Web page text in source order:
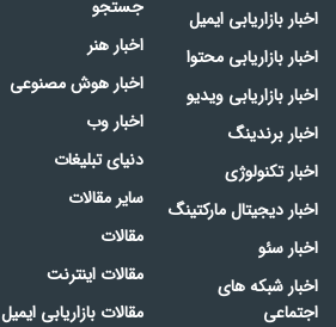
اخبار بازاریابی ایمیل
اخبار بازاریابی محتوا
اخبار بازاریابی ویدیو
اخبار برندینگ
اخبار تکنولوژی
اخبار دیجیتال مارکتینگ
اخبار سئو
اخبار شبکه های
اجتماعی
جستجو
اخبار هنر
اخبار هوش مصنوعی
اخبار وب
دنیای تبلیغات
سایر مقالات
مقالات
مقالات اینترنت
مقالات بازاریابی ایمیل